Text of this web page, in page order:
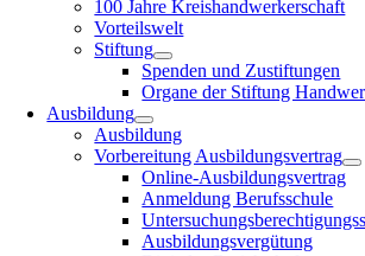
100 Jahre Kreishandwerkerschaft
Vorteilswelt
Stiftung
Spenden und Zustiftungen
Organe der Stiftung
Ausbildung
Ausbildung
Vorbereitung Ausbildungsvertrag
Online-Ausbildungsvertrag
Anmeldung Berufsschule
Ausbildungsvergütung